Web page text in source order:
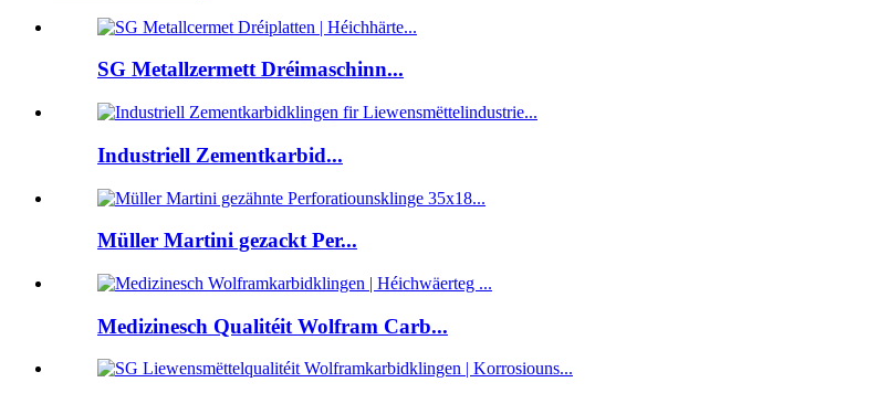
SG Metallzermett Dréimaschinn...
Industriell Zementkarbid...
Müller Martini gezackt Per...
Medizinesch Qualitéit Wolfram Carb...